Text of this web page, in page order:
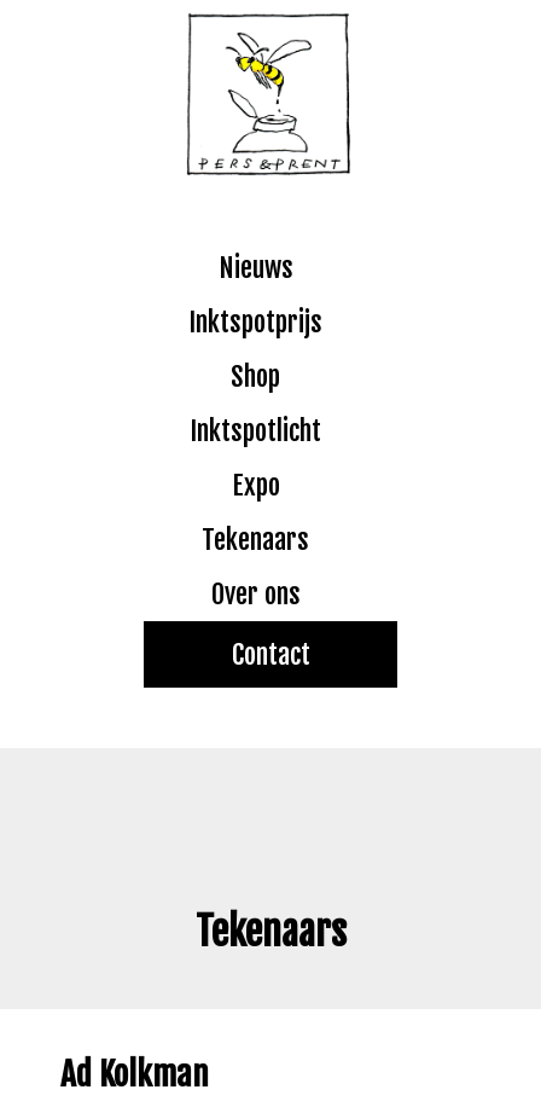
Nieuws
Inktspotprijs
Shop
Inktspotlicht
Expo
Tekenaars
Over ons
Contact
Tekenaars
Ad Kolkman